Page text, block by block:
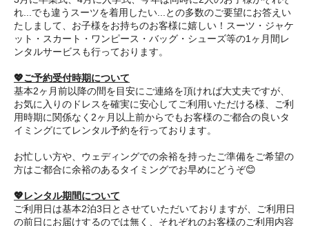
れ...でも違うスーツを着用したい...との多数のご要望にお答えい
たしまして、お子様をお持ちのお客様に嬉しい！スーツ・ジャケ
ット・スカート・ワンピース・バッグ・シューズ等の1ヶ月間レ
ンタルサービスも行っております。
💖ご予約受付時期について
基本2ヶ月前以降の間を目安にご連絡を頂ければ大丈夫ですが、
お気に入りのドレスを確実に安心してご利用いただける様、ご利
用時期に関係なく2ヶ月以上前からでもお客様のご都合の良いタ
イミングにてレンタル予約を行っております。
お忙しい方や、ウェディングでの余裕を持ったご準備をご希望の
方はご都合に余裕のあるタイミングでお早めにどうぞ😊
💖レンタル期間について
ご利用日は基本2泊3日とさせていただいておりますが、ご利用日
の前日にお届けするのでは無く、それぞれのお客様のご利用内容